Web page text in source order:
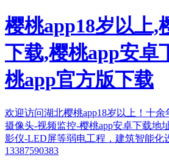
樱桃app18岁以上,
下载,樱桃app安卓
桃app官方版下载
欢迎访问湖北樱桃app18岁以上！十余
摄像头-视频监控-樱桃app安卓下载地
影仪-LED屏等弱电工程，建筑智能化
13387590383